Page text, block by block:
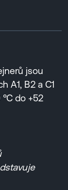
jsou
A1, B2 a C1
do +52